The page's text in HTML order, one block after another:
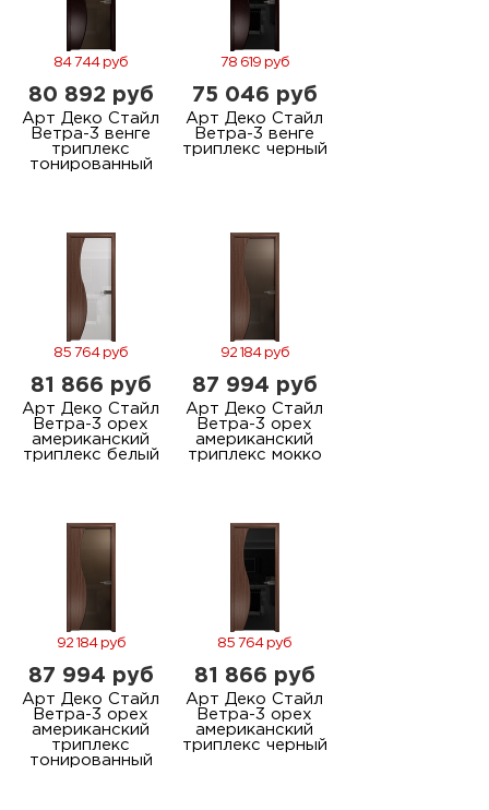
84 744 руб
80 892 руб
Арт Деко Стайл
Ветра-3 венге
триплекс
тонированный
78 619 руб
75 046 руб
Арт Деко Стайл
Ветра-3 венге
триплекс черный
85 764 руб
81 866 руб
Арт Деко Стайл
Ветра-3 орех
американский
триплекс белый
92 184 руб
87 994 руб
Арт Деко Стайл
Ветра-3 орех
американский
триплекс мокко
92 184 руб
87 994 руб
Арт Деко Стайл
Ветра-3 орех
американский
триплекс
тонированный
85 764 руб
81 866 руб
Арт Деко Стайл
Ветра-3 орех
американский
триплекс черный